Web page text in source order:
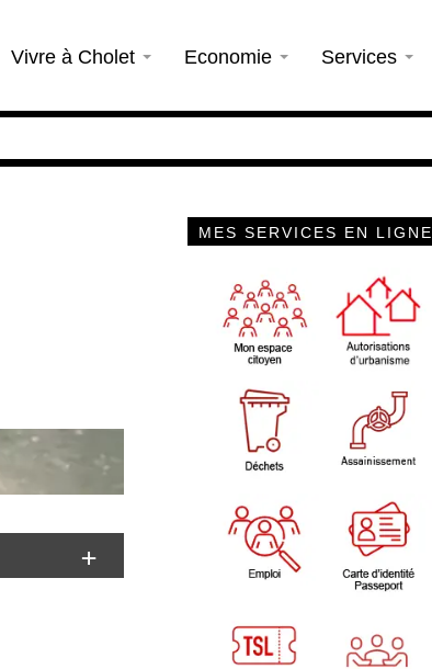
Vivre à Cholet Economie Services
MES SERVICES EN LIGNE